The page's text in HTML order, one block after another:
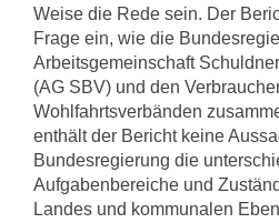
Weise die Rede sein. Der
Frage ein, wie die
Arbeitsgemeinschaft
(AG SBV) und den
Wohlfahrtsverbänden
enthält der Bericht keine
Bundesregierung die
Aufgabenbereiche und
Landes und kommunalen